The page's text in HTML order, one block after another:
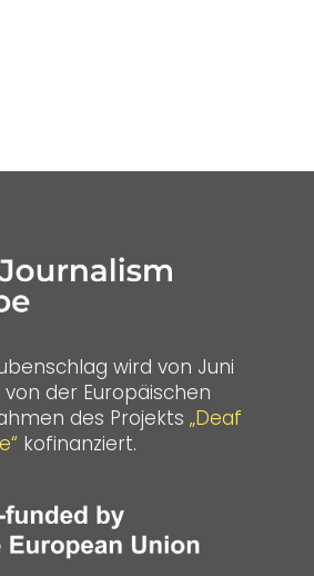
wird von Juni
von der Europäischen
des Projekts „Deaf
kofinanziert.